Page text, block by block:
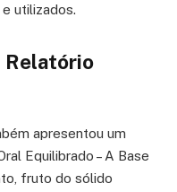
utilizados.
Relatório
apresentou um
Equilibrado – A Base
fruto do sólido